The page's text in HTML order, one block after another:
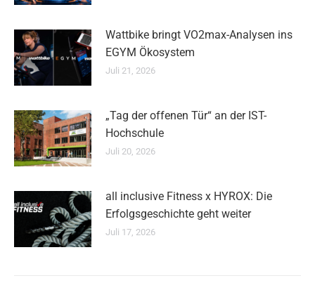
Wattbike bringt VO2max-Analysen ins
EGYM Ökosystem
Juli 21, 2026
„Tag der offenen Tür“ an der IST-
Hochschule
Juli 20, 2026
all inclusive Fitness x HYROX: Die
Erfolgsgeschichte geht weiter
Juli 17, 2026